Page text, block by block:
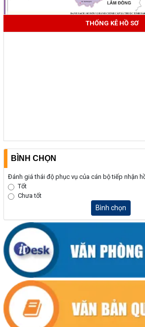
THỐNG KÊ HỒ SƠ
BÌNH CHỌN
Đánh giá thái độ phục vụ của cán bộ tiếp nhận
Tốt
Chưa tốt
Bình chọn